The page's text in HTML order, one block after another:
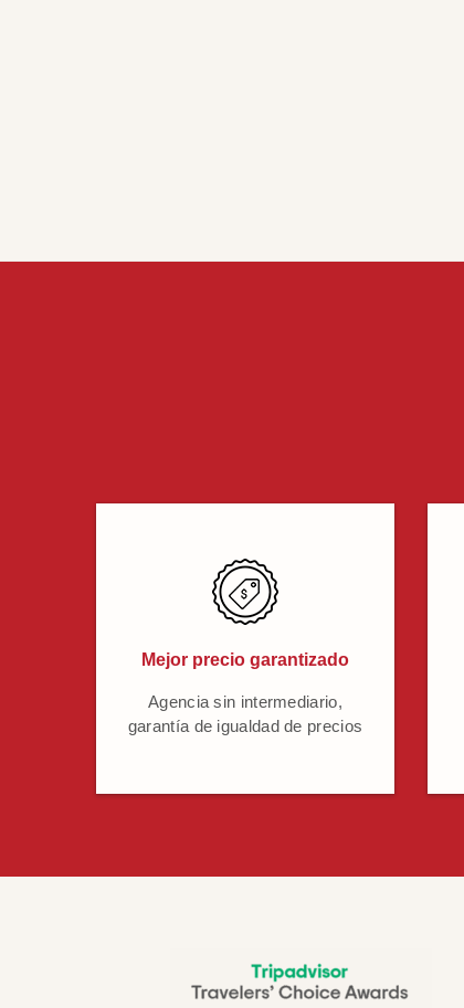
Mejor precio garantizado
Agencia sin intermediario,
garantía de igualdad de precios